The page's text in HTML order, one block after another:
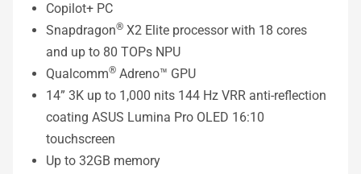
Copilot+ PC
Snapdragon® X2 Elite processor with 18 cores
and up to 80 TOPs NPU
Qualcomm® Adreno™ GPU
14” 3K up to 1,000 nits 144 Hz VRR anti-reflection
coating ASUS Lumina Pro OLED 16:10
touchscreen
Up to 32GB memory